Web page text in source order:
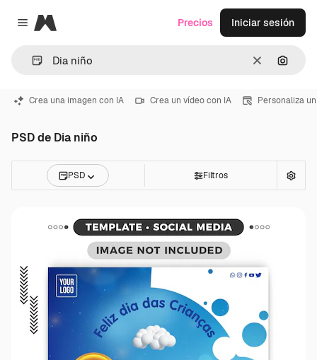
Close menu
Magnific
Borrar
Precios Iniciar sesión
Crea una imagen con IA Crea un vídeo con IA Personaliza
PSD de Dia niño
PSD Filtros